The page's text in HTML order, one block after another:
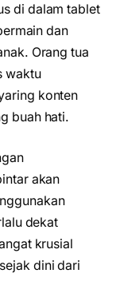
di dalam tablet
dan
Orang tua
waktu
konten
buah hati.
akan
dekat
krusial
dini dari